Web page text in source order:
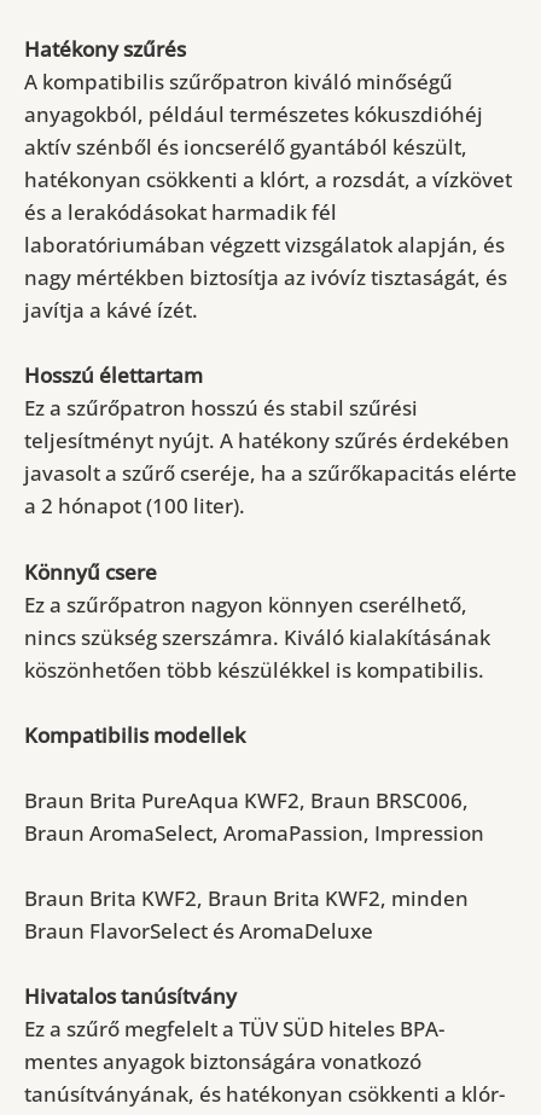
Hatékony szűrés
A kompatibilis szűrőpatron kiváló minőségű
anyagokból, például természetes kókuszdióhéj
aktív szénből és ioncserélő gyantából készült,
hatékonyan csökkenti a klórt, a rozsdát, a vízkövet
és a lerakódásokat harmadik fél
laboratóriumában végzett vizsgálatok alapján, és
nagy mértékben biztosítja az ivóvíz tisztaságát, és
javítja a kávé ízét.
Hosszú élettartam
Ez a szűrőpatron hosszú és stabil szűrési
teljesítményt nyújt. A hatékony szűrés érdekében
javasolt a szűrő cseréje, ha a szűrőkapacitás elérte
a 2 hónapot (100 liter).
Könnyű csere
Ez a szűrőpatron nagyon könnyen cserélhető,
nincs szükség szerszámra. Kiváló kialakításának
köszönhetően több készülékkel is kompatibilis.
Kompatibilis modellek
Braun Brita PureAqua KWF2, Braun BRSC006,
Braun AromaSelect, AromaPassion, Impression
Braun Brita KWF2, Braun Brita KWF2, minden
Braun FlavorSelect és AromaDeluxe
Hivatalos tanúsítvány
Ez a szűrő megfelelt a TÜV SÜD hiteles BPA-
mentes anyagok biztonságára vonatkozó
tanúsítványának, és hatékonyan csökkenti a klór-